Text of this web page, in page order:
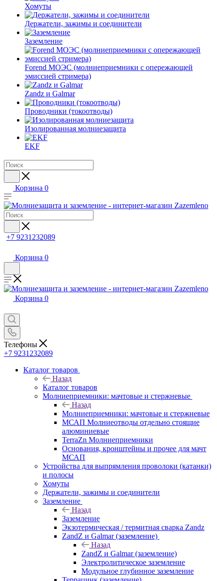
Хомуты
Держатели, зажимы и соединители
Заземление
Forend МОЭС (молниеприемники с опережающей
эмиссией стримера)
Zandz и Galmar
Проводники (токоотводы)
Изолированная молниезащита
EKF
Корзина 0
+7 9231232089
Корзина 0
Корзина 0
Телефоны
+7 9231232089
Каталог товаров
Назад
Каталог товаров
Молниеприемники: мачтовые и стержневые
Назад
Молниеприемники: мачтовые и стержневые
МСАП Молниеотводы отдельно стоящие
алюминиевые
TerraZn Молниеприемники
Основания, кронштейны и прочее для мачт
МСАП
Устройства для выпрямления проволоки (катанки)
и полосы
Хомуты
Держатели, зажимы и соединители
Заземление
Назад
Заземление
Экзотермическая / термитная сварка Zandz
ZandZ и Galmar (заземление)
Назад
ZandZ и Galmar (заземление)
Электролитическое заземление
Модульное глубинное заземление